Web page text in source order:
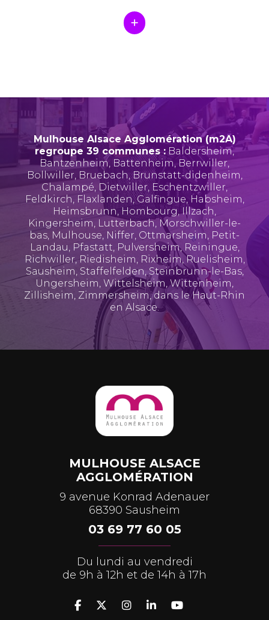
Mulhouse Alsace Agglomération (m2A)
regroupe 39 communes : Baldersheim,
Bantzenheim, Battenheim, Berrwiller,
Bollwiller, Bruebach,Brunstatt-didenheim,
Chalampé, Dietwiller, Eschentzwiller,
Feldkirch, Flaxlanden,Galfingue, Habsheim,
Heimsbrunn, Hombourg,Illzach,
Kingersheim, Lutterbach, Morschwiller-le-
bas, Mulhouse, Niffer, Ottmarsheim, Petit-
Landau, Pfastatt, Pulversheim, Reiningue,
Richwiller, Riedisheim, Rixheim,Ruelisheim,
Sausheim, Staffelfelden, Steinbrunn-le-Bas,
Ungersheim, Wittelsheim,Wittenheim,
Zillisheim, Zimmersheim, dans le Haut-Rhin
en Alsace.
MULHOUSE ALSACE
AGGLOMÉRATION
9 avenue Konrad Adenauer
68390 Sausheim
03 69 77 60 05
Du lundi au vendredi
de 9h à 12h et de 14h à 17h